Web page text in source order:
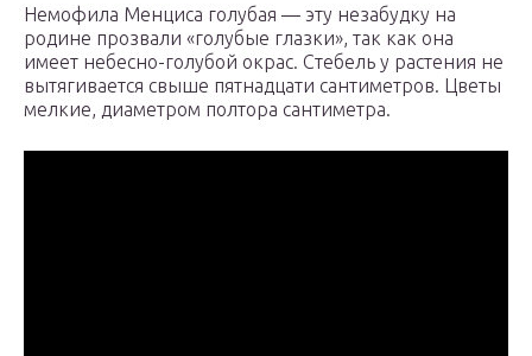
Немофила Менциса голубая — эту незабудку на
родине прозвали «голубые глазки», так как она
имеет небесно-голубой окрас. Стебель у растения не
вытягивается свыше пятнадцати сантиметров. Цветы
мелкие, диаметром полтора сантиметра.